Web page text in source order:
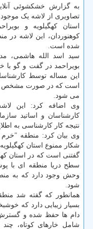
به گزارش خشکشوئی
تصاویری از لاشه یک
استان کهگیلویه و
کوهنوردان، این لاشه در
شده است.
سید اسد الله هاشمی،
بویراحمد در گفت و گو با
این مساله توسط
است که در صورت مشخص
می شود.
وی اضافه کرد: این
کارشناسان و اساتید
نتیجه کار کارشناسی به
وی بیان کرد: منطقه "خرم
شکار ممنوع استان
سطح دریا منطقه ای با
وحش وجود دارد که به
شود.
همانطور که گفته شد
بسیار زیبایی دارد که
دام ها حفظ شده و
شامل خارهای کوتاه،